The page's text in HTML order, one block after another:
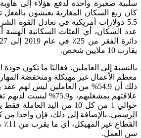
كان ربع السكان المغاربة يعيشون بالفعل
5.5 دولارات أمريكية في تعادل القوة
عدد السكان، أي الفئات السكانية
يقارب 10 ملايين شخص.
بالنسبة إلى العاملين، فغالبًا ما تكون
معظم الأعمال غير مهيكلة ومنخفضة
ذلك أن 54.9% من العاملين ليس
علاقتهم بمشغليهم،
حوالي 1 من كل 10 من اليد
الرسمي. بالإضافة إلى ذلك، فإن واحدا
سن العمل.